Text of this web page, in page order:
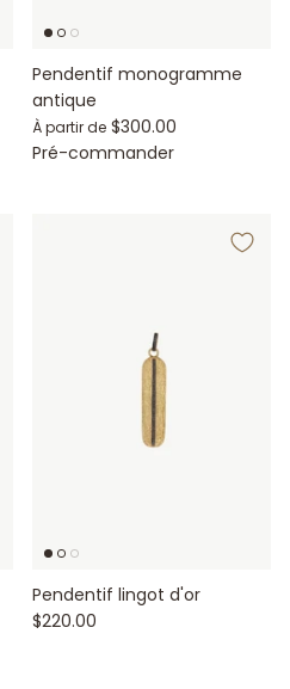
Pendentif monogramme
antique
À partir de $300.00
Pré-commander
Pendentif lingot d'or
$220.00